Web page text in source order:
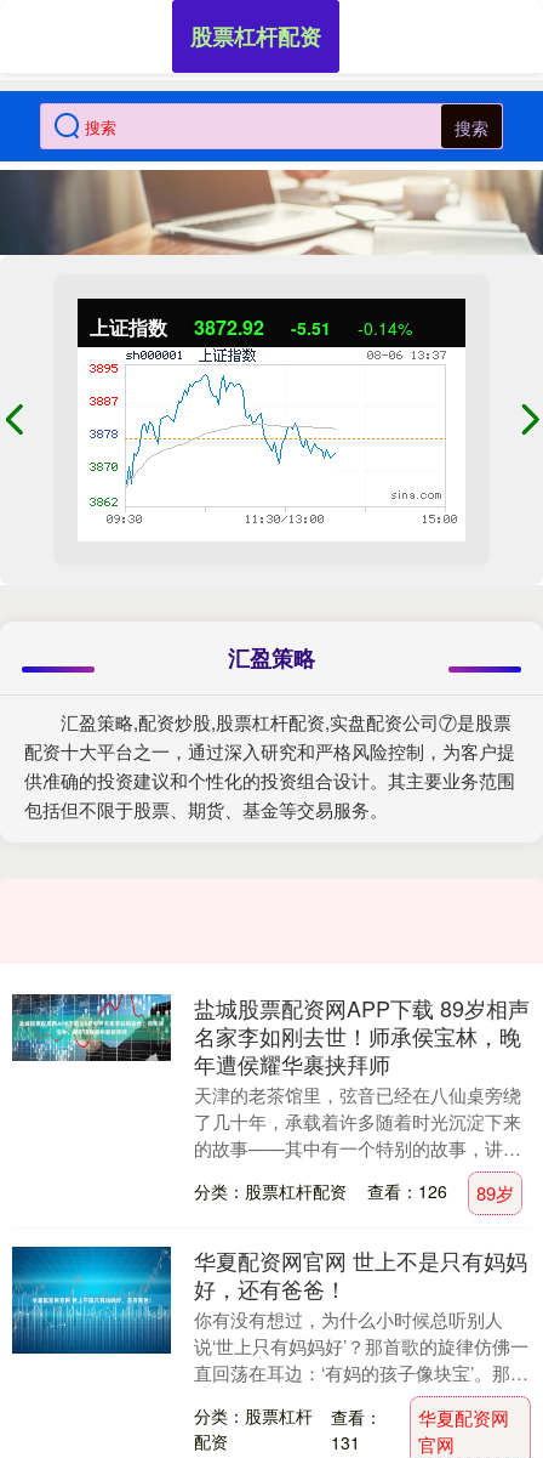
搜索
上证指数 3872.92 -5.51 -0.14%
汇盈策略
汇盈策略,配资炒股,股票杠杆配资,实盘配资公司⑦是股票
配资十大平台之一，通过深入研究和严格风险控制，为客户提
供准确的投资建议和个性化的投资组合设计。其主要业务范围
包括但不限于股票、期货、基金等交易服务。
股票杠杆配资
盐城股票配资网APP下载 89岁相声
名家李如刚去世！师承侯宝林，晚
年遭侯耀华裹挟拜师
天津的老茶馆里，弦音已经在八仙桌旁绕
了几十年，承载着许多随着时光沉淀下来
的故事——其中有一个特别的故事，讲的
是李如刚，他从理工科的讲台走到了相声
的舞台。 李如刚....
分类：股票杠杆配资 查看：126 89岁
华夏配资网官网 世上不是只有妈妈
好，还有爸爸！
你有没有想过，为什么小时候总听别人
说‘世上只有妈妈好’？那首歌的旋律仿佛一
直回荡在耳边：‘有妈的孩子像块宝’。那时
候的我，以为只有妈妈才是最疼爱我的
人，爸爸的存....
分类：股票杠杆
配资
查看：
131
华夏配资网
官网